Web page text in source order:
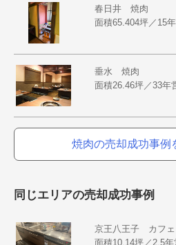
春日井 焼肉
面積65.404坪／15
垂水 焼肉
面積26.46坪／33年
焼肉の売却成功事例
同じエリアの売却成功事例
京王八王子 カフェ
面積10.14坪／2.5